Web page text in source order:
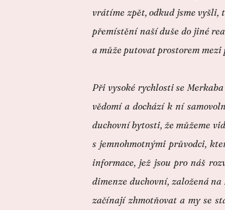
vrátíme zpět, odkud jsme vyšli,
přemístění naší duše do jiné
a může putovat prostorem
Při vysoké rychlosti se
vědomí a dochází k ní
duchovní bytosti, že můžeme
s jemnohmotnými průvodci,
informace, jež jsou pro náš
dimenze duchovní, založená
začínají zhmotňovat a my se